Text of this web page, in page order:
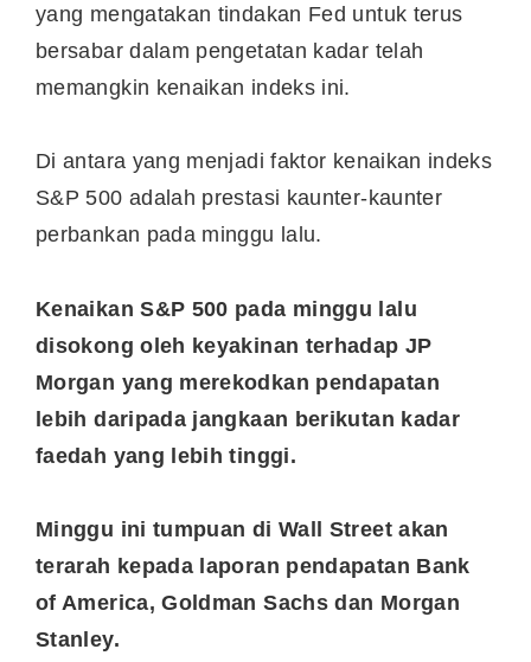
yang mengatakan tindakan Fed untuk terus
bersabar dalam pengetatan kadar telah
memangkin kenaikan indeks ini.
Di antara yang menjadi faktor kenaikan indeks
S&P 500 adalah prestasi kaunter-kaunter
perbankan pada minggu lalu.
Kenaikan S&P 500 pada minggu lalu
disokong oleh keyakinan terhadap JP
Morgan yang merekodkan pendapatan
lebih daripada jangkaan berikutan kadar
faedah yang lebih tinggi.
Minggu ini tumpuan di Wall Street akan
terarah kepada laporan pendapatan Bank
of America, Goldman Sachs dan Morgan
Stanley.